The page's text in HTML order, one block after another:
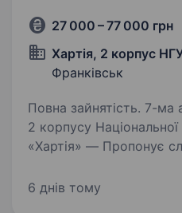
27 000 – 77 000 грн
Хартія, 2 корпус
Франківськ
Повна зайнятість. 7-ма артилерійська бригада
2 корпусу Національної
«Хартія» — Пропонує
підрозділу з якісним
6 днів тому